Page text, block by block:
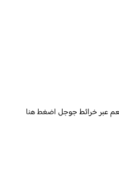
عبر خرائط جوجلاضغط هنا